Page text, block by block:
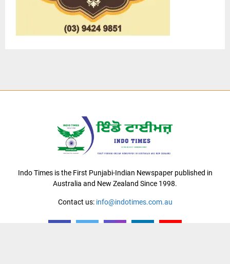
Indo Times is the First Punjabi-Indian Newspaper published in
Australia and New Zealand Since 1998.
Contact us: info@indotimes.com.au